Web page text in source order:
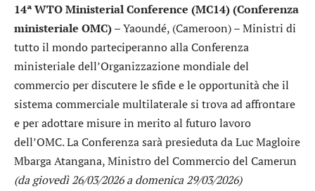
14ª WTO Ministerial Conference (MC14) (Conferenza
ministeriale OMC)– Yaoundé, (Cameroon) – Ministri di
tutto il mondo parteciperanno alla Conferenza
ministeriale dell’Organizzazione mondiale del
commercio per discutere le sfide e le opportunità che il
sistema commerciale multilaterale si trova ad affrontare
e per adottare misure in merito al futuro lavoro
dell’OMC. La Conferenza sarà presieduta da Luc Magloire
Mbarga Atangana, Ministro del Commercio del Camerun
(da giovedì 26/03/2026 a domenica 29/03/2026)